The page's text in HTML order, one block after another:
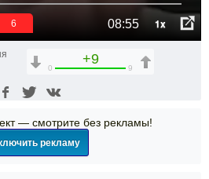
08:55 1x
6
+9
0 9
— смотрите без рекламы!
рекламу